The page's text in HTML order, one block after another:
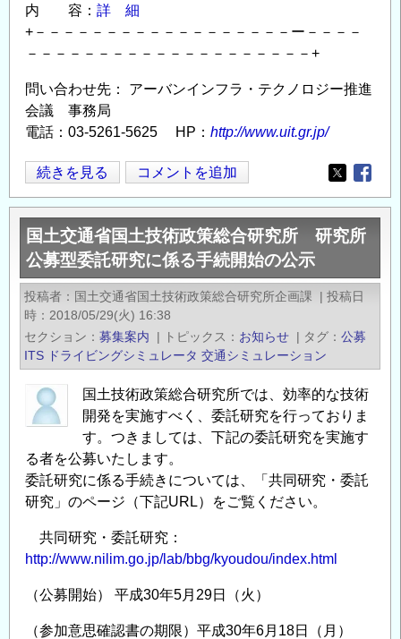
内 容： 詳 細
+－－－－－－－－－－－－－－－－－－ー－－－－
－－－－－－－－－－－－－－－－－－－－+
問い合わせ先： アーバンインフラ・テクノロジー推進
会議 事務局
電話：03-5261-5625 HP： http://www.uit.gr.jp/
◆【１
１
月
１
６
日】
第
30
回
技
術
発
表
会・
記
念
演
会・
続きを見る コメントを追加
Opens in
国土交通省国土技術政策総合研究所 研究所
公募型委託研究に係る手続開始の公示
投稿者 国土交通省国土技術政策総合研究所企画課 | 投稿日
時
2018/05/29(火) 16:38
セクション
募集案内 | トピックス お知らせ | タグ
公募
ITS ドライビングシミュレータ 交通シミュレーション
国土技術政策総合研究所では、効率的な技術
開発を実施すべく、委託研究を行っておりま
す。つきましては、下記の委託研究を実施す
る者を公募いたします。
委託研究に係る手続きについては、「共同研究・委託
研究」のページ（下記URL）をご覧ください。
共同研究・委託研究：
http://www.nilim.go.jp/lab/bbg/kyoudou/index.html
（公募開始） 平成30年5月29日（火）
（参加意思確認書の期限）平成30年6月18日（月）